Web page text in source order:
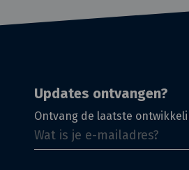
Updates ontvangen?
Ontvang de laatste